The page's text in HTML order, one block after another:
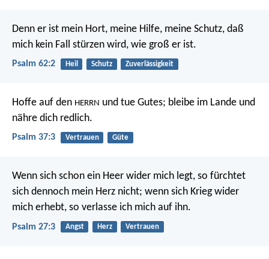
Denn er ist mein Hort, meine Hilfe, meine Schutz, daß
mich kein Fall stürzen wird, wie groß er ist.
Psalm 62:2 Heil Schutz Zuverlässigkeit
Hoffe auf den HERRN und tue Gutes; bleibe im Lande und
nähre dich redlich.
Psalm 37:3 Vertrauen Güte
Wenn sich schon ein Heer wider mich legt, so fürchtet
sich dennoch mein Herz nicht; wenn sich Krieg wider
mich erhebt, so verlasse ich mich auf ihn.
Psalm 27:3 Angst Herz Vertrauen